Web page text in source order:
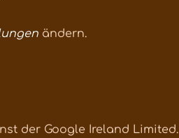
ändern.
der Google Ireland Limited.